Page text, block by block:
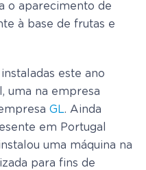
o aparecimento de
à base de frutas e
este ano
uma na empresa
GL. Ainda
em Portugal
uma máquina na
para fins de